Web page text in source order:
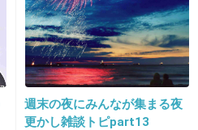
+622 -5
週末の夜にみんなが集まる夜
更かし雑談トピpart13